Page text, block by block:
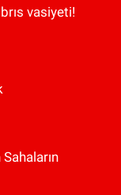
vasiyeti!